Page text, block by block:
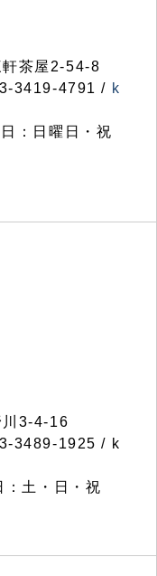
茶屋2-54-8
3419-4791 / k
：日曜日・祝
3-4-16
3489-1925 / k
土・日・祝